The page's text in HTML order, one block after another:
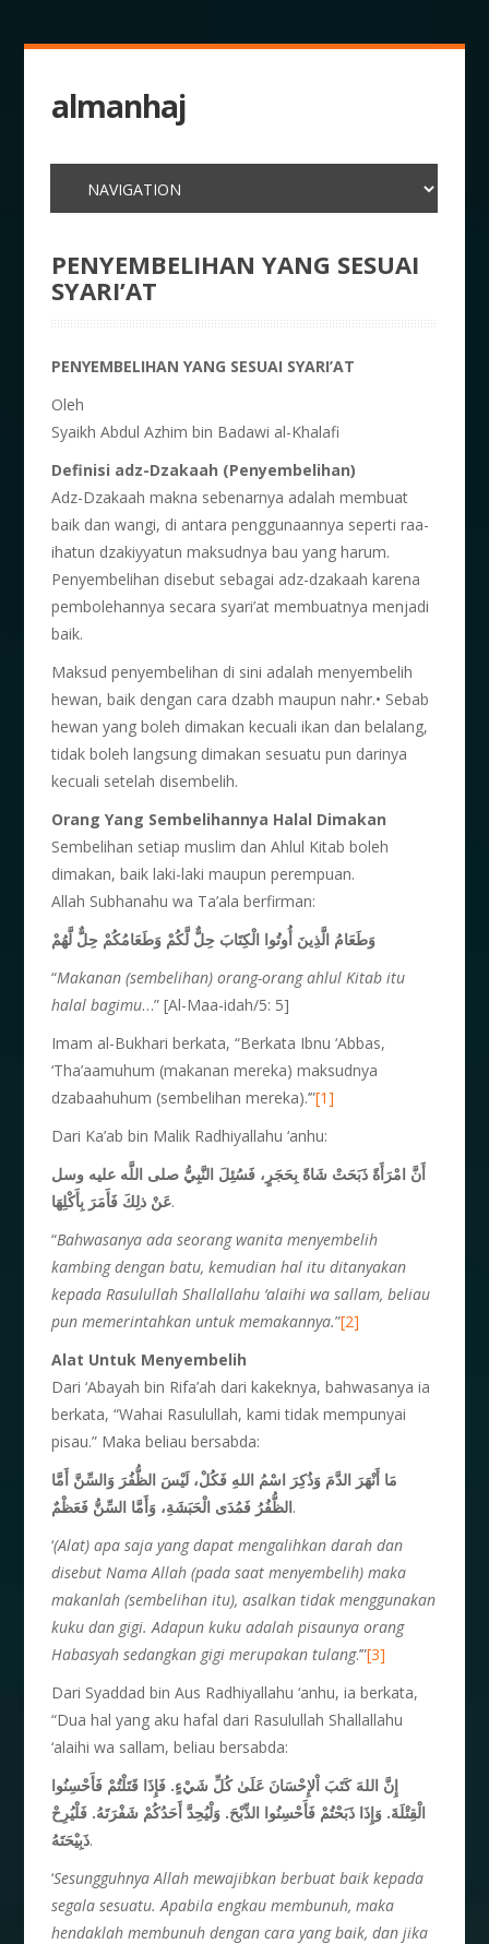
almanhaj
PENYEMBELIHAN YANG SESUAI
SYARI’AT
PENYEMBELIHAN YANG SESUAI SYARI’AT
Oleh
Syaikh Abdul Azhim bin Badawi al-Khalafi
Definisi adz-Dzakaah (Penyembelihan)
Adz-Dzakaah makna sebenarnya adalah membuat
baik dan wangi, di antara penggunaannya seperti raa-
ihatun dzakiyyatun maksudnya bau yang harum.
Penyembelihan disebut sebagai adz-dzakaah karena
pembolehannya secara syari’at membuatnya menjadi
baik.
Maksud penyembelihan di sini adalah menyembelih
hewan, baik dengan cara dzabh maupun nahr.• Sebab
hewan yang boleh dimakan kecuali ikan dan belalang,
tidak boleh langsung dimakan sesuatu pun darinya
kecuali setelah disembelih.
Orang Yang Sembelihannya Halal Dimakan
Sembelihan setiap muslim dan Ahlul Kitab boleh
dimakan, baik laki-laki maupun perempuan.
Allah Subhanahu wa Ta’ala berfirman:
وَطَعَامُ الَّذِينَ أُوتُوا الْكِتَابَ حِلٌّ لَّكُمْ وَطَعَامُكُمْ حِلٌّ لَّهُمْ
“Makanan (sembelihan) orang-orang ahlul Kitab itu
halal bagimu…” [Al-Maa-idah/5: 5]
Imam al-Bukhari berkata, “Berkata Ibnu ‘Abbas,
‘Tha’aamuhum (makanan mereka) maksudnya
dzabaahuhum (sembelihan mereka).’”[1]
Dari Ka’ab bin Malik Radhiyallahu ‘anhu:
أَنَّ امْرَأَةً ذَبَحَتْ شَاةً بِحَجَرٍ، فَسُئِلَ النَّبِيُّ صلى اللَّه عليه وسل
عَنْ ذلِكَ فَأَمَرَ بِأَكْلِهَا.
“Bahwasanya ada seorang wanita menyembelih
kambing dengan batu, kemudian hal itu ditanyakan
kepada Rasulullah Shallallahu ‘alaihi wa sallam, beliau
pun memerintahkan untuk memakannya.”[2]
Alat Untuk Menyembelih
Dari ‘Abayah bin Rifa’ah dari kakeknya, bahwasanya ia
berkata, “Wahai Rasulullah, kami tidak mempunyai
pisau.” Maka beliau bersabda:
مَا أَنْهَرَ الدَّمَ وَذُكِرَ اسْمُ اللهِ فَكُلْ، لَيْسَ الظُّفُرَ وَالسِّنَّ أَمَّا
الظُّفُرُ فَمُدَى الْحَبَشَةِ، وَأَمَّا السِّنُّ فَعَظْمٌ.
‘(Alat) apa saja yang dapat mengalihkan darah dan
disebut Nama Allah (pada saat menyembelih) maka
makanlah (sembelihan itu), asalkan tidak menggunakan
kuku dan gigi. Adapun kuku adalah pisaunya orang
Habasyah sedangkan gigi merupakan tulang.’”[3]
Dari Syaddad bin Aus Radhiyallahu ‘anhu, ia berkata,
“Dua hal yang aku hafal dari Rasulullah Shallallahu
‘alaihi wa sallam, beliau bersabda:
إِنَّ اللهَ كَتَبَ اْلإِحْسَانَ عَلَىٰ كُلِّ شَيْءٍ. فَإِذَا قَتَلْتُمْ فَأَحْسِنُوا
الْقِتْلَةَ. وَإِذَا ذَبَحْتُمْ فَأَحْسِنُوا الذِّبْحَ. وَلْيُحِدَّ أَحَدُكُمْ شَفْرَتَهُ. فَلْيُرِحْ
ذَبِيْحَتَهُ.
‘Sesungguhnya Allah mewajibkan berbuat baik kepada
segala sesuatu. Apabila engkau membunuh, maka
hendaklah membunuh dengan cara yang baik, dan jika